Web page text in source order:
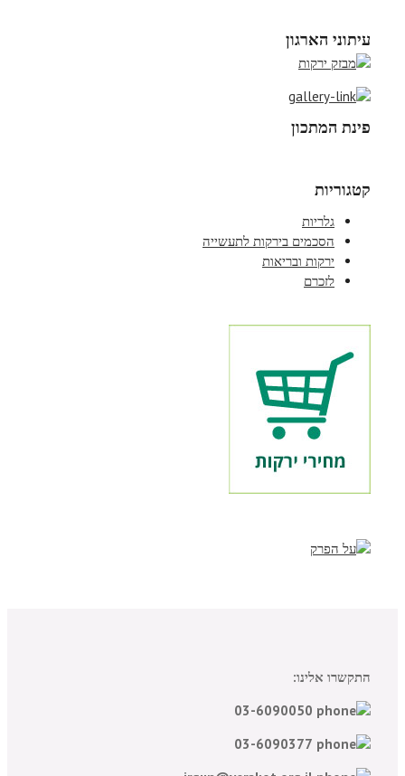
עיתוני הארגון
פינת המתכון
קטגוריות
גלריות
הסכמים בירקות לתעשייה
ירקות ובריאות
לזכרם
התקשרו אלינו: